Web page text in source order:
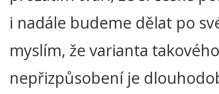
i nadále budeme dělat po
myslím, že varianta takového
nepřizpůsobení je